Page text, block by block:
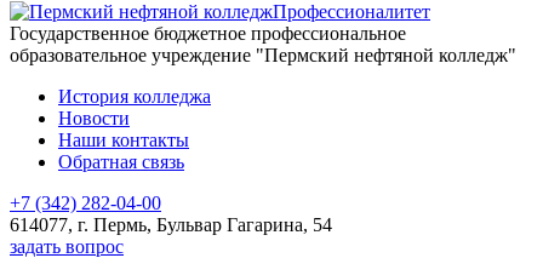
Профессионалитет
Государственное бюджетное профессиональное
образовательное учреждение "Пермский нефтяной колледж"
История колледжа
Новости
Наши контакты
Обратная связь
+7 (342) 282-04-00
614077, г. Пермь, Бульвар Гагарина, 54
задать вопрос